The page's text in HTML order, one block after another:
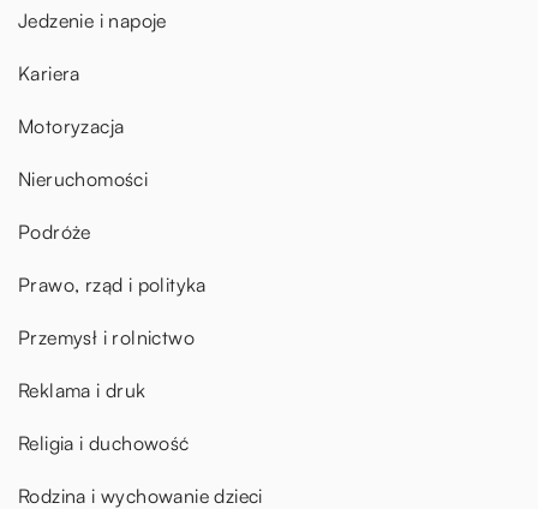
Jedzenie i napoje
Kariera
Motoryzacja
Nieruchomości
Podróże
Prawo, rząd i polityka
Przemysł i rolnictwo
Reklama i druk
Religia i duchowość
Rodzina i wychowanie dzieci